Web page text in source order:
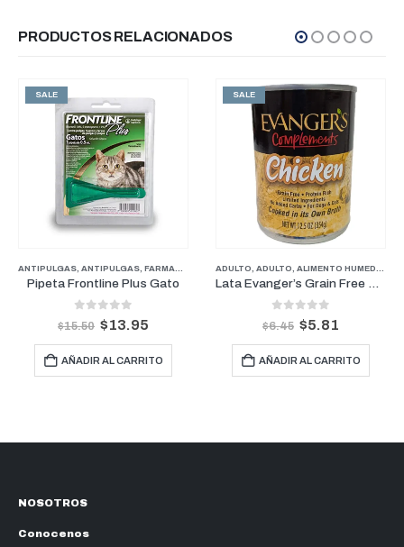
PRODUCTOS RELACIONADOS
SALE
ANTIPULGAS, ANTIPULGAS, FARMACIA GATOS
Pipeta Frontline Plus Gato
out of 5
$15.50 $13.95
AÑADIR AL CARRITO
SALE
ADULTO, ADULTO, ALIMENTO HUMEDO
Lata Evanger’s Grain Free Pollo 12.5onz
out of 5
$6.45 $5.81
AÑADIR AL CARRITO
NOSOTROS
Conocenos